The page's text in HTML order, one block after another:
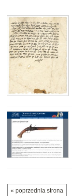
« poprzednia strona